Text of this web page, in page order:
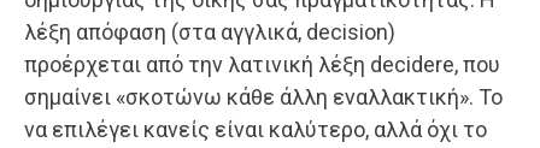
λέξη απόφαση (στα αγγλικά, decision)
προέρχεται από την λατινική λέξη decidere, που
σημαίνει «σκοτώνω κάθε άλλη εναλλακτική». Το
να επιλέγει κανείς είναι καλύτερο, αλλά όχι το